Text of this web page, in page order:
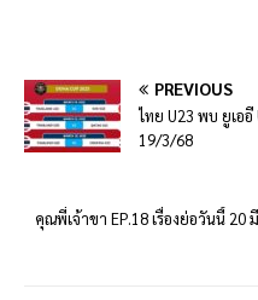
PREVIOUS
ไทย U23 พบ ยูเอ
19/3/68
คุณพี่เจ้าขา EP.18 เรื่องย่อวันนี้